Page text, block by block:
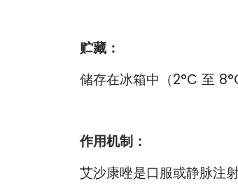
贮藏：
储存在冰箱中（2°C 至
作用机制：
艾沙康唑是口服或静脉注